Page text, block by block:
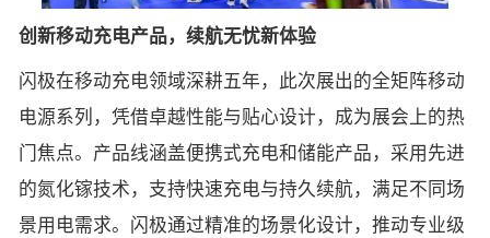
创新移动充电产品，续航无忧新体验
闪极在移动充电领域深耕五年，此次展出的全矩阵移动
电源系列，凭借卓越性能与贴心设计，成为展会上的热
门焦点。产品线涵盖便携式充电和储能产品，采用先进
的氮化镓技术，支持快速充电与持久续航，满足不同场
景用电需求。闪极通过精准的场景化设计，推动专业级